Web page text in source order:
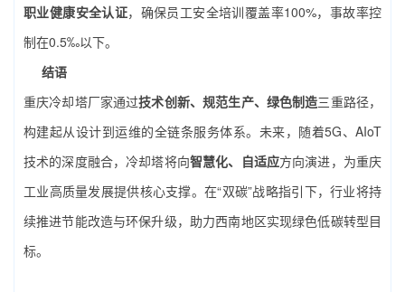
职业健康安全认证，确保员工安全培训覆盖率100%，事故率控
制在0.5‰以下。
结语
重庆冷却塔厂家通过技术创新、规范生产、绿色制造三重路径，
构建起从设计到运维的全链条服务体系。未来，随着5G、AIoT
技术的深度融合，冷却塔将向智慧化、自适应方向演进，为重庆
工业高质量发展提供核心支撑。在“双碳”战略指引下，行业将持
续推进节能改造与环保升级，助力西南地区实现绿色低碳转型目
标。